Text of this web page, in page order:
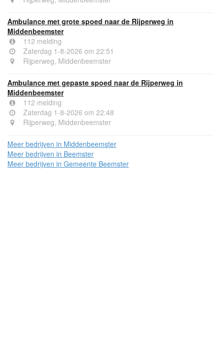
Ambulance met grote spoed naar de Rijperweg in
Middenbeemster
112 melding
Zaterdag 1-8-2026 om 22:51
Rijperweg, Middenbeemster
Ambulance met gepaste spoed naar de Rijperweg in
Middenbeemster
112 melding
Zaterdag 1-8-2026 om 22:48
Rijperweg, Middenbeemster
Meer bedrijven in Middenbeemster
Meer bedrijven in Beemster
Meer bedrijven in Gemeente Beemster